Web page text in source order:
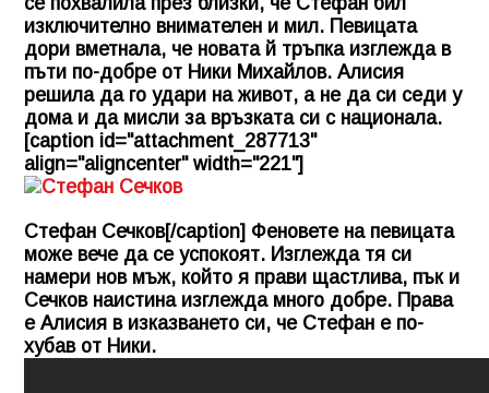
изключително внимателен и мил. Певицата
дори вметнала, че новата й тръпка изглежда в
пъти по-добре от Ники Михайлов. Алисия
решила да го удари на живот, а не да си седи у
дома и да мисли за връзката си с национала.
[caption id="attachment_287713"
align="aligncenter" width="221"]
Стефан Сечков[/caption] Феновете на певицата
може вече да се успокоят. Изглежда тя си
намери нов мъж, който я прави щастлива, пък и
Сечков наистина изглежда много добре. Права
е Алисия в изказването си, че Стефан е по-
хубав от Ники.